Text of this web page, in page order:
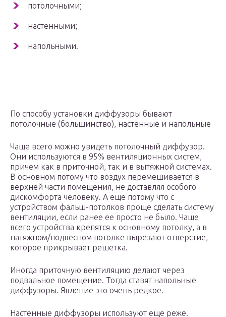
потолочными;
настенными;
напольными.
По способу установки диффузоры бывают
потолочные (большинство), настенные и напольные
Чаще всего можно увидеть потолочный диффузор.
Они используются в 95% вентиляционных систем,
причем как в приточной, так и в вытяжной системах.
В основном потому что воздух перемешивается в
верхней части помещения, не доставляя особого
дискомфорта человеку. А еще потому что с
устройством фальш-потолков проще сделать систему
вентиляции, если ранее ее просто не было. Чаще
всего устройства крепятся к основному потолку, а в
натяжном/подвесном потолке вырезают отверстие,
которое прикрывает решетка.
Иногда приточную вентиляцию делают через
подвальное помещение. Тогда ставят напольные
диффузоры. Явление это очень редкое.
Настенные диффузоры используют еще реже.